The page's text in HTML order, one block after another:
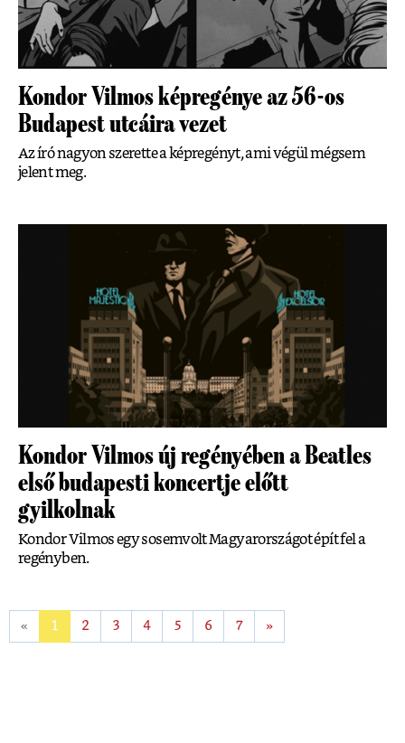
Kondor Vilmos képregénye az 56-os
Budapest utcáira vezet
Az író nagyon szerette a képregényt, ami végül mégsem
jelent meg.
Kondor Vilmos új regényében a Beatles
első budapesti koncertje előtt
gyilkolnak
Kondor Vilmos egy sosemvolt Magyarországot épít fel a
regényben.
« 1 2 3 4 5 6 7 »